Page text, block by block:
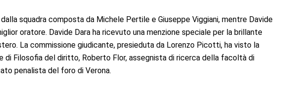
squadra composta da Michele Pertile e Giuseppe Viggiani, mentre Davide
oratore. Davide Dara ha ricevuto una menzione speciale per la brillante
La commissione giudicante, presieduta da Lorenzo Picotti, ha visto la
Filosofia del diritto, Roberto Flor, assegnista di ricerca della facoltà di
penalista del foro di Verona.